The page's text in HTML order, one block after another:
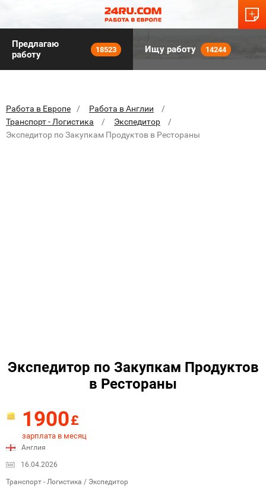
Предлагаю
работу
18523 Ищу работу 14244
Работа в Европе
Работа в Англии
Транспорт - Логистика
Экспедитор
Экспедитор по Закупкам Продуктов в Рестораны
Экспедитор по Закупкам Продуктов
в Рестораны
1900£
зарплата в месяц
Англия
16.04.2026
Транспорт - Логистика / Экспедитор